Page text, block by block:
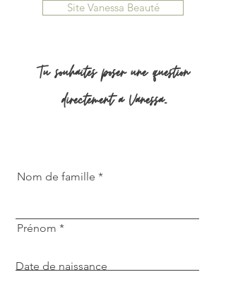
Site Vanessa Beauté
Tu souhaites poser une question
directement a Vanessa...
Nom de famille
Prénom
Date de naissance